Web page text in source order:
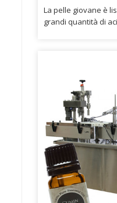
La pelle giovane è
grandi quantità di
nella ricerca,
farmaceutici
apparecchi e